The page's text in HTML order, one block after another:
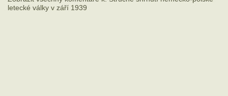
letecké války v září 1939